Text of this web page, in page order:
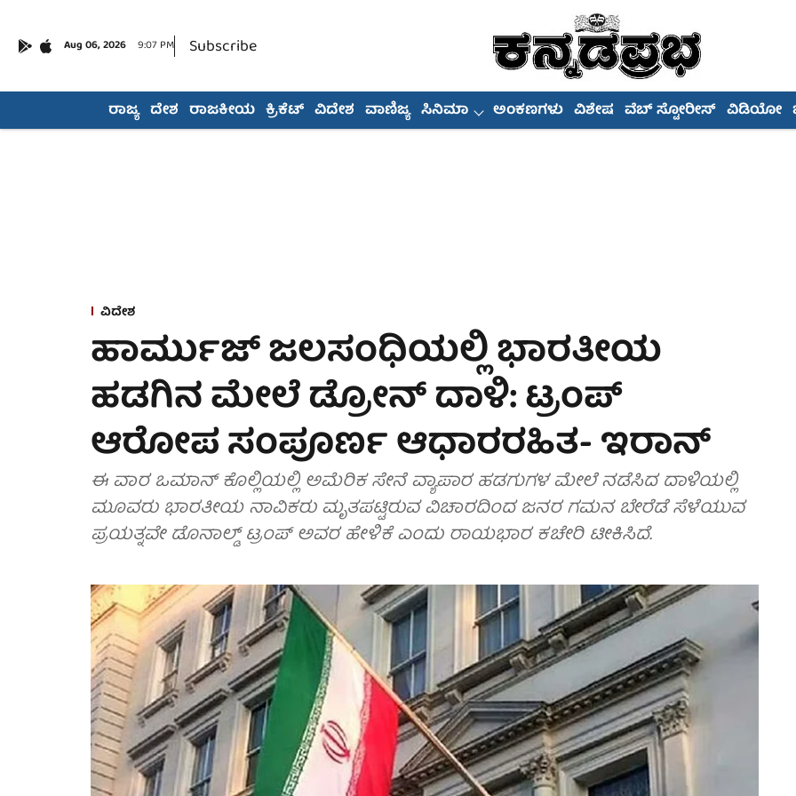
Aug 06, 2026 9:07 PM Subscribe
ರಾಜ್ಯ ದೇಶ ರಾಜಕೀಯ ಕ್ರಿಕೆಟ್ ವಿದೇಶ ವಾಣಿಜ್ಯ ಸಿನಿಮಾ ಅಂಕಣಗಳು ವಿಶೇಷ ವೆಬ್ ಸ್ಟೋರೀಸ್ ವಿಡಿಯೋ
ವಿದೇಶ
ಹಾರ್ಮುಜ್ ಜಲಸಂಧಿಯಲ್ಲಿ ಭಾರತೀಯ
ಹಡಗಿನ ಮೇಲೆ ಡ್ರೋನ್ ದಾಳಿ: ಟ್ರಂಪ್
ಆರೋಪ ಸಂಪೂರ್ಣ ಆಧಾರರಹಿತ- ಇರಾನ್
ಈ ವಾರ ಒಮಾನ್ ಕೊಲ್ಲಿಯಲ್ಲಿ ಅಮೆರಿಕ ಸೇನೆ ವ್ಯಾಪಾರ ಹಡಗುಗಳ ಮೇಲೆ ನಡೆಸಿದ ದಾಳಿಯಲ್ಲಿ
ಮೂವರು ಭಾರತೀಯ ನಾವಿಕರು ಮೃತಪಟ್ಟಿರುವ ವಿಚಾರದಿಂದ ಜನರ ಗಮನ ಬೇರೆಡೆ ಸೆಳೆಯುವ
ಪ್ರಯತ್ನವೇ ಡೊನಾಲ್ಡ್ ಟ್ರಂಪ್ ಅವರ ಹೇಳಿಕೆ ಎಂದು ರಾಯಭಾರ ಕಚೇರಿ ಟೀಕಿಸಿದೆ.